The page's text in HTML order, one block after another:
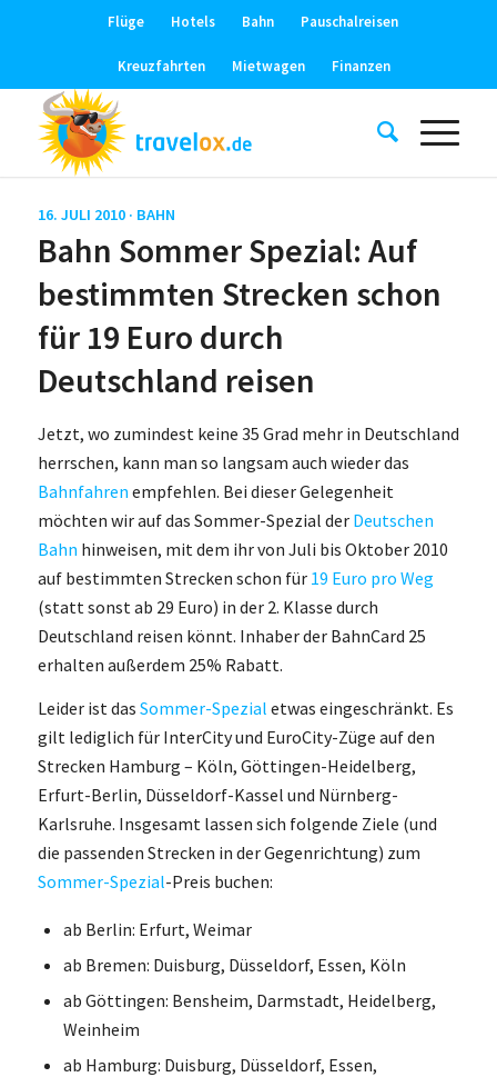
Flüge Hotels Bahn Pauschalreisen
Kreuzfahrten Mietwagen Finanzen
16. JULI 2010 · BAHN
Bahn Sommer Spezial: Auf
bestimmten Strecken schon
für 19 Euro durch
Deutschland reisen
Jetzt, wo zumindest keine 35 Grad mehr in Deutschland
herrschen, kann man so langsam auch wieder das
Bahnfahren empfehlen. Bei dieser Gelegenheit
möchten wir auf das Sommer-Spezial der Deutschen
Bahn hinweisen, mit dem ihr von Juli bis Oktober 2010
auf bestimmten Strecken schon für 19 Euro pro Weg
(statt sonst ab 29 Euro) in der 2. Klasse durch
Deutschland reisen könnt. Inhaber der BahnCard 25
erhalten außerdem 25% Rabatt.
Leider ist das Sommer-Spezial etwas eingeschränkt. Es
gilt lediglich für InterCity und EuroCity-Züge auf den
Strecken Hamburg – Köln, Göttingen-Heidelberg,
Erfurt-Berlin, Düsseldorf-Kassel und Nürnberg-
Karlsruhe. Insgesamt lassen sich folgende Ziele (und
die passenden Strecken in der Gegenrichtung) zum
Sommer-Spezial-Preis buchen:
ab Berlin: Erfurt, Weimar
ab Bremen: Duisburg, Düsseldorf, Essen, Köln
ab Göttingen: Bensheim, Darmstadt, Heidelberg,
Weinheim
ab Hamburg: Duisburg, Düsseldorf, Essen,